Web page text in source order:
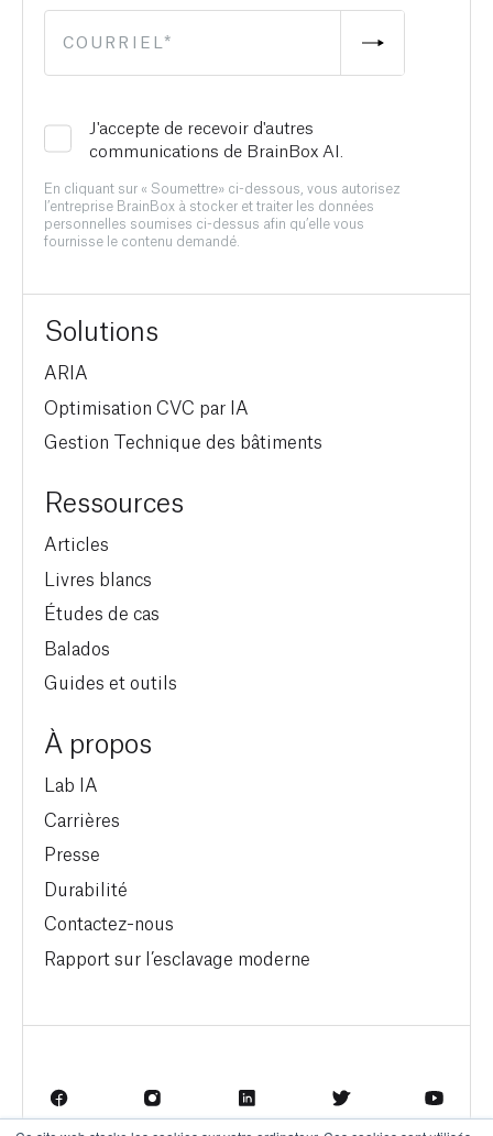
J'accepte de recevoir d'autres
communications de BrainBox AI.
En cliquant sur « Soumettre» ci-dessous, vous autorisez
l’entreprise BrainBox à stocker et traiter les données
personnelles soumises ci-dessus afin qu’elle vous
fournisse le contenu demandé.
Solutions
ARIA
Optimisation CVC par IA
Gestion Technique des bâtiments
Ressources
Articles
Livres blancs
Études de cas
Balados
Guides et outils
À propos
Lab IA
Carrières
Presse
Durabilité
Contactez-nous
Rapport sur l’esclavage moderne